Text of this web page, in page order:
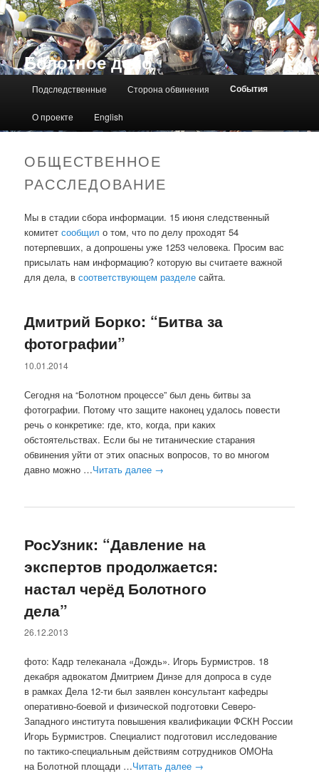
Болотное дело
Подследственные Сторона обвинения События
О проекте English
ОБЩЕСТВЕННОЕ
РАССЛЕДОВАНИЕ
Мы в стадии сбора информации. 15 июня следственный
комитетсообщил о том, что по делу проходят 54
потерпевших, а допрошены уже 1253 человека. Просим вас
присылать нам информацию? которую вы считаете важной
для дела, всоответствующем разделе сайта.
Дмитрий Борко: “Битва за
фотографии”
10.01.2014
Сегодня на “Болотном процессе” был день битвы за
фотографии. Потому что защите наконец удалось повести
речь о конкретике: где, кто, когда, при каких
обстоятельствах. Если бы не титанические старания
обвинения уйти от этих опасных вопросов, то во многом
давно можно …Читать далее →
РосУзник: “Давление на
экспертов продолжается:
настал черёд Болотного
дела”
26.12.2013
фото: Кадр телеканала «Дождь». Игорь Бурмистров. 18
декабря адвокатом Дмитрием Динзе для допроса в суде
в рамках Дела 12-ти был заявлен консультант кафедры
оперативно-боевой и физической подготовки Северо-
Западного института повышения квалификации ФСКН России
Игорь Бурмистров. Специалист подготовил исследование
по тактико-специальным действиям сотрудников ОМОНа
на Болотной площади …Читать далее →